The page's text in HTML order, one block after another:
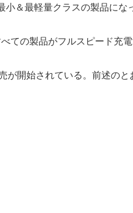
＆最軽量クラスの製品にな
ての製品がフルスピード充
が開始されている。前述の